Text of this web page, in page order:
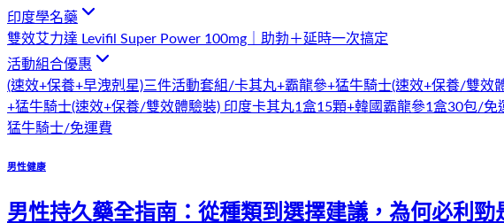
印度學名藥
雙效艾力達 Levifil Super Power 100mg｜助勃＋延時一次搞定
活動組合優惠
(速效+保養+早洩剋星)三件活動套組/卡其丸+霸龍參+猛牛騎士(速效+保養/雙效
+猛牛騎士(速效+保養/雙效體驗裝) 印度卡其丸1盒15顆+韓國霸龍參1盒30包/免
猛牛騎士/免運費
男性健康
男性持久藥全指南：從種類到選擇建議，為何必利勁